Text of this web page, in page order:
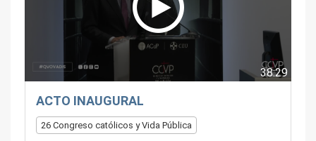
38:29
ACTO INAUGURAL
26 Congreso católicos y Vida Pública